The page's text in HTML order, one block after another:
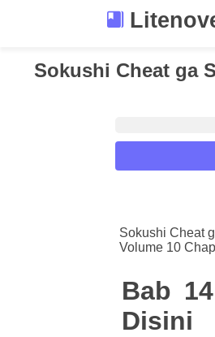
Sokushi Cheat ga
Font :
Titillium Web
Size :
Sokushi Cheat
Volume 10
Bab
Disini